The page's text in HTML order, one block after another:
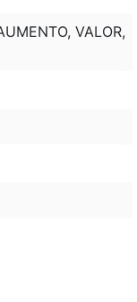
VALOR,